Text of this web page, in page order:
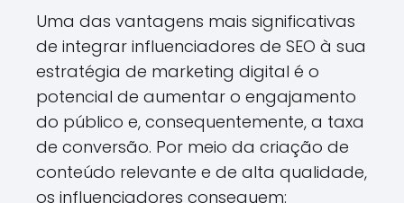
Uma das vantagens mais significativas
de integrar influenciadores de SEO à sua
estratégia de marketing digital é o
potencial de aumentar o engajamento
do público e, consequentemente, a taxa
de conversão. Por meio da criação de
conteúdo relevante e de alta qualidade,
os influenciadores conseguem: